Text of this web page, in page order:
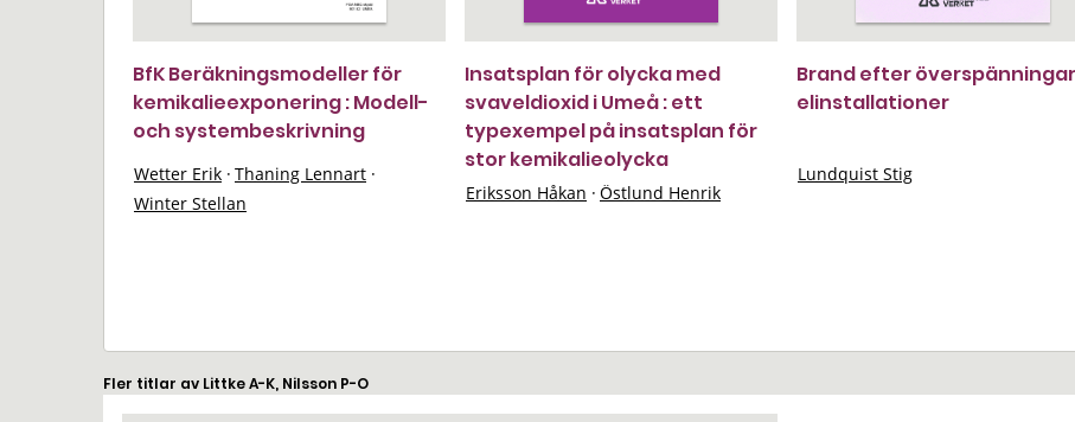
BfK Beräkningsmodeller för
kemikalieexponering : Modell-
och systembeskrivning
Wetter Erik · Thaning Lennart ·
Winter Stellan
Insatsplan för olycka med
svaveldioxid i Umeå : ett
typexempel på insatsplan för
stor kemikalieolycka
Eriksson Håkan · Östlund Henrik
Brand efter
elinstallationer
Lundquist Stig
Fler titlar av Littke A-K, Nilsson P-O